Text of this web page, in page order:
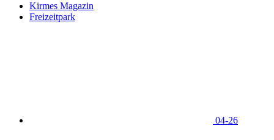
Kirmes Magazin
Freizeitpark
04-26